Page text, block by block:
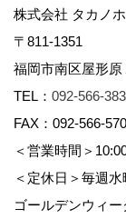
株式会社 タカノ
〒811-1351
福岡市南区屋形
TEL： 092-566-
FAX：092-566-
＜営業時間＞
＜定休日＞毎週
ゴールデンウィ